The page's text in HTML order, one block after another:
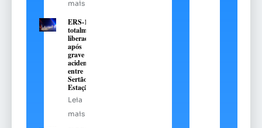
mais
ERS-135 é
totalmente
liberada
após
grave
acidente
entre
Sertão e
Estação
Leia
mais